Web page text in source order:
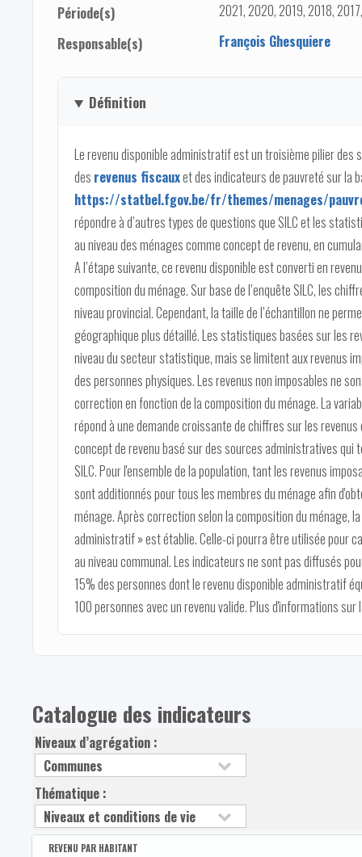
Période(s)
2021, 2020, 2019, 2018,
Responsable(s)
François Ghesquiere
Définition
Le revenu disponible administratif est un troisième pilier
des revenus fiscauxet des indicateurs de pauvreté sur la
https://statbel.fgov.be/fr/themes/menages/
répondre à d’autres types de questions que SILC et les
au niveau des ménages comme concept de revenu, en
A l’étape suivante, ce revenu disponible est converti en
composition du ménage. Sur base de l’enquête SILC, les
niveau provincial. Cependant, la taille de l’échantillon ne
géographique plus détaillé. Les statistiques basées sur les
niveau du secteur statistique, mais se limitent aux revenus
des personnes physiques. Les revenus non imposables ne
correction en fonction de la composition du ménage. La
répond à une demande croissante de chiffres sur les
concept de revenu basé sur des sources administratives qui
SILC. Pour l'ensemble de la population, tant les revenus
sont additionnés pour tous les membres du ménage afin
ménage. Après correction selon la composition du ménage,
administratif » est établie. Celle-ci pourra être utilisée pour
au niveau communal. Les indicateurs ne sont pas diffusés
15% des personnes dont le revenu disponible administratif
100 personnes avec un revenu valide. Plus d'informations
Catalogue des indicateurs
Niveaux d’agrégation :
Thématique :
REVENU PAR HABITANT